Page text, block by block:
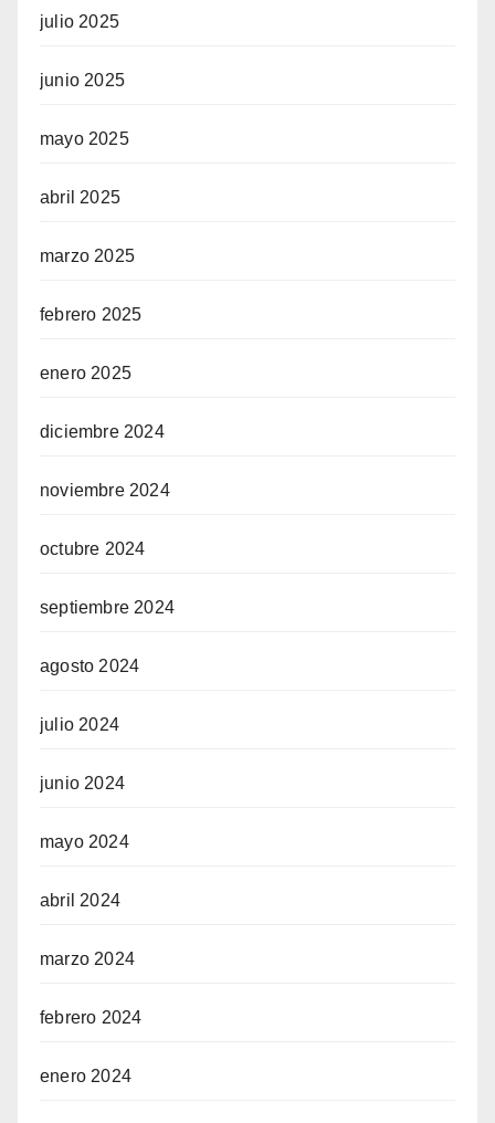
julio 2025
junio 2025
mayo 2025
abril 2025
marzo 2025
febrero 2025
enero 2025
diciembre 2024
noviembre 2024
octubre 2024
septiembre 2024
agosto 2024
julio 2024
junio 2024
mayo 2024
abril 2024
marzo 2024
febrero 2024
enero 2024